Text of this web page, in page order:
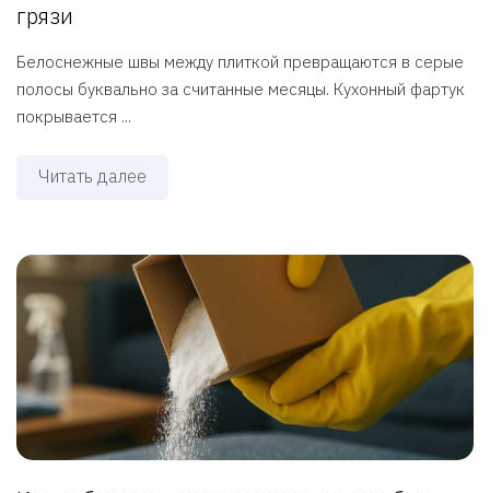
грязи
Белоснежные швы между плиткой превращаются в серые
полосы буквально за считанные месяцы. Кухонный фартук
покрывается ...
Читать далее